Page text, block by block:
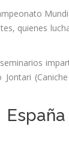
quienes
Jontari